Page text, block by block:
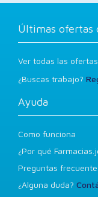
Últimas ofertas
Ver todas las
¿Buscas trabajo?
Ayuda
Como funciona
¿Por qué
Preguntas
¿Alguna duda?